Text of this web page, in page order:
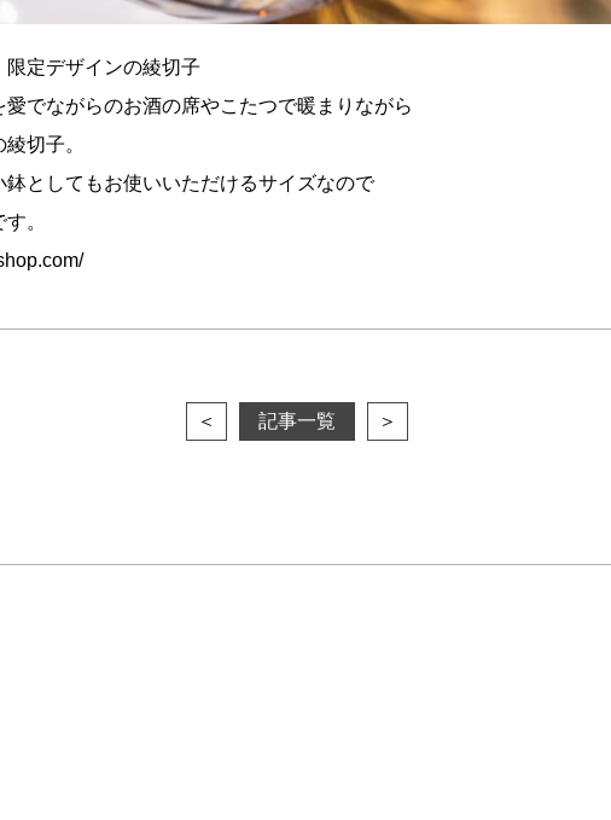
定デザインの綾切子
愛でながらのお酒の席やこたつで暖まりながら
切子。
鉢としてもお使いいただけるサイズなので
。
＜ 記事一覧 ＞